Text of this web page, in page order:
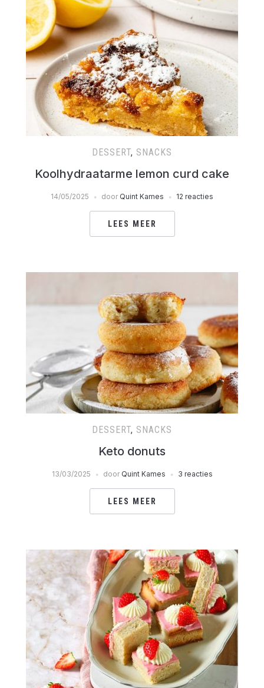
DESSERT, SNACKS
Koolhydraatarme lemon curd cake
14/05/2025 door Quint Kames 12 reacties
LEES MEER
DESSERT, SNACKS
Keto donuts
13/03/2025 door Quint Kames 3 reacties
LEES MEER